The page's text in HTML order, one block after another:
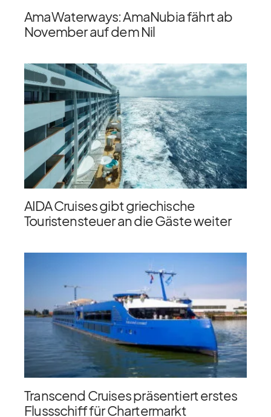
AmaWaterways: AmaNubia fährt ab
November auf dem Nil
AIDA Cruises gibt griechische
Touristensteuer an die Gäste weiter
Transcend Cruises präsentiert erstes
Flussschiff für Chartermarkt